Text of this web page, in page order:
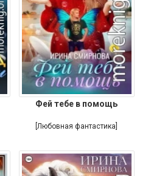
Фей тебе в помощь
[Любовная фантастика]